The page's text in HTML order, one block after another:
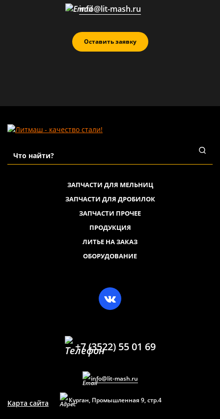
Оставить заявку
info@lit-mash.ru
ЗАПЧАСТИ ДЛЯ МЕЛЬНИЦ
ЗАПЧАСТИ ДЛЯ ДРОБИЛОК
ЗАПЧАСТИ ПРОЧЕЕ
ПРОДУКЦИЯ
ЛИТЬЕ НА ЗАКАЗ
ОБОРУДОВАНИЕ
+7 (3522) 55 01 69
info@lit-mash.ru
Курган, Промышленная 9, стр.4
Карта сайта